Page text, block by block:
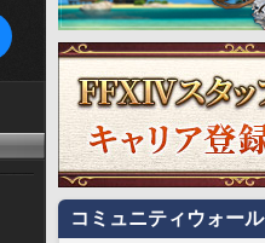
コミュニティウォール